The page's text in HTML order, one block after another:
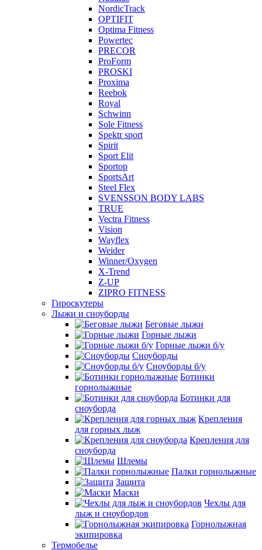
NordicTrack
OPTIFIT
Optima Fitness
Powertec
PRECOR
ProForm
PROSKI
Proxima
Reebok
Royal
Schwinn
Sole Fitness
Spektr sport
Spirit
Sport Elit
Sportop
SportsArt
Steel Flex
SVENSSON BODY LABS
TRUE
Vectra Fitness
Vision
Wayflex
Weider
Winner/Oxygen
X-Trend
Z-UP
ZIPRO FITNESS
Гироскутеры
Лыжи и сноуборды
Беговые лыжи
Горные лыжи
Горные лыжи б/у
Сноуборды
Сноуборды б/у
Ботинки
горнолыжные
Ботинки для
сноуборда
Крепления
для горных лыж
Крепления для
сноуборда
Шлемы
Палки горнолыжные
Защита
Маски
Чехлы для
лыж и сноубордов
Горнолыжная
экипировка
Термобелье